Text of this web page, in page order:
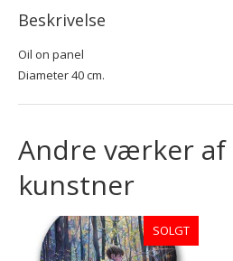
Beskrivelse
Oil on panel
Diameter 40 cm.
Andre værker af
kunstner
SOLGT